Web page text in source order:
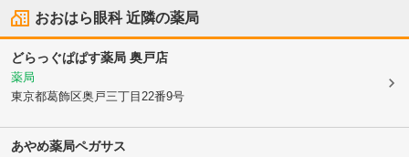
おおはら眼科近隣の薬局
どらっぐぱぱす薬局 奥戸店
薬局
東京都葛飾区奥戸三丁目22番9号
あやめ薬局ペガサス